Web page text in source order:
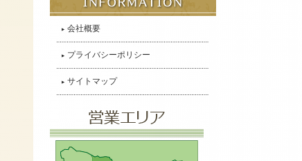
会社概要
プライバシーポリシー
サイトマップ